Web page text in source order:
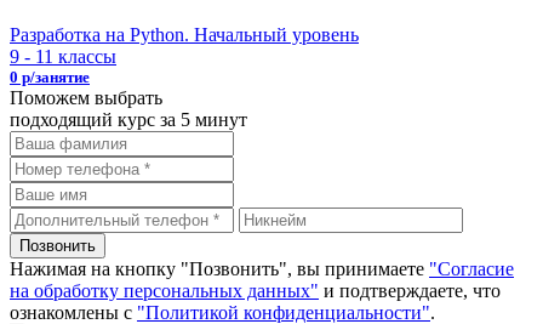
Разработка на Python. Начальный уровень
9 - 11 классы
0 р/занятие
Поможем выбрать
подходящий курс за 5 минут
Нажимая на кнопку "Позвонить", вы принимаете "Согласие
на обработку персональных данных" и подтверждаете, что
ознакомлены с "Политикой конфиденциальности".